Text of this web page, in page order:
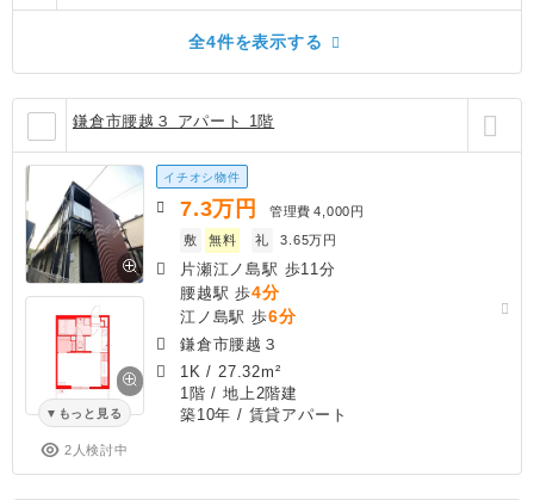
全4件を表示する
鎌倉市腰越３ アパート 1階
もっと見る
2人検討中
イチオシ物件
7.3万円 管理費 4,000円
敷
無料 礼 3.65万円
片瀬江ノ島駅 歩11分
腰越駅 歩4分
江ノ島駅 歩6分
鎌倉市腰越３
1K / 27.32m²
1階 / 地上2階建
築10年 / 賃貸アパート